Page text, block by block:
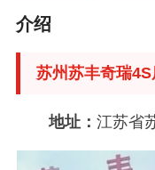
介绍
苏州苏丰奇瑞4S
地址： 江苏省